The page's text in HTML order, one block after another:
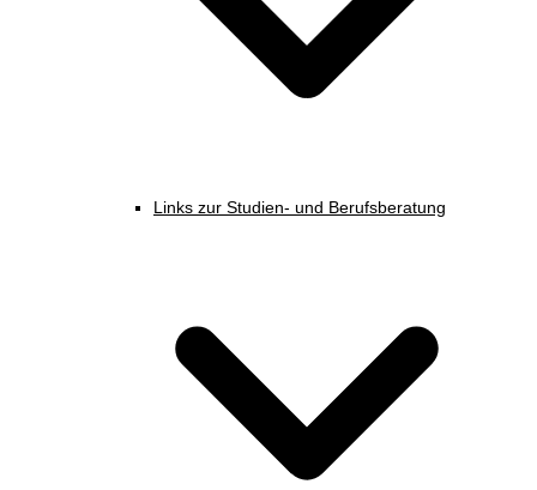
Links zur Studien- und Berufsberatung